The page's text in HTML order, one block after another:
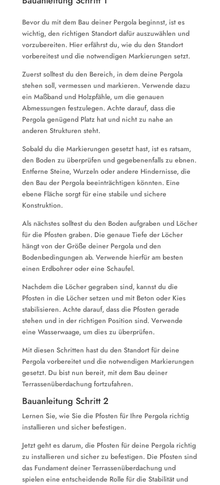
Bevor du mit dem Bau deiner Pergola beginnst, ist es
wichtig, den richtigen Standort dafür auszuwählen und
vorzubereiten. Hier erfährst du, wie du den Standort
vorbereitest und die notwendigen Markierungen setzt.
Zuerst solltest du den Bereich, in dem deine Pergola
stehen soll, vermessen und markieren. Verwende dazu
ein Maßband und Holzpfähle, um die genauen
Abmessungen festzulegen. Achte darauf, dass die
Pergola genügend Platz hat und nicht zu nahe an
anderen Strukturen steht.
Sobald du die Markierungen gesetzt hast, ist es ratsam,
den Boden zu überprüfen und gegebenenfalls zu ebnen.
Entferne Steine, Wurzeln oder andere Hindernisse, die
den Bau der Pergola beeinträchtigen könnten. Eine
ebene Fläche sorgt für eine stabile und sichere
Konstruktion.
Als nächstes solltest du den Boden aufgraben und Löcher
für die Pfosten graben. Die genaue Tiefe der Löcher
hängt von der Größe deiner Pergola und den
Bodenbedingungen ab. Verwende hierfür am besten
einen Erdbohrer oder eine Schaufel.
Nachdem die Löcher gegraben sind, kannst du die
Pfosten in die Löcher setzen und mit Beton oder Kies
stabilisieren. Achte darauf, dass die Pfosten gerade
stehen und in der richtigen Position sind. Verwende
eine Wasserwaage, um dies zu überprüfen.
Mit diesen Schritten hast du den Standort für deine
Pergola vorbereitet und die notwendigen Markierungen
gesetzt. Du bist nun bereit, mit dem Bau deiner
Terrassenüberdachung fortzufahren.
Bauanleitung Schritt 2
Lernen Sie, wie Sie die Pfosten für Ihre Pergola richtig
installieren und sicher befestigen.
Jetzt geht es darum, die Pfosten für deine Pergola richtig
zu installieren und sicher zu befestigen. Die Pfosten sind
das Fundament deiner Terrassenüberdachung und
spielen eine entscheidende Rolle für die Stabilität und